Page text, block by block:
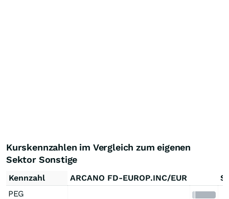
Kurskennzahlen im Vergleich zum eigenen
Sektor Sonstige
Kennzahl ARCANO FD-EUROP.INC/EUR
PEG